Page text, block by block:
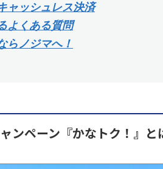
ャッシュレス決済
よくある質問
らノジマへ！
ンペーン『かなトク！』と